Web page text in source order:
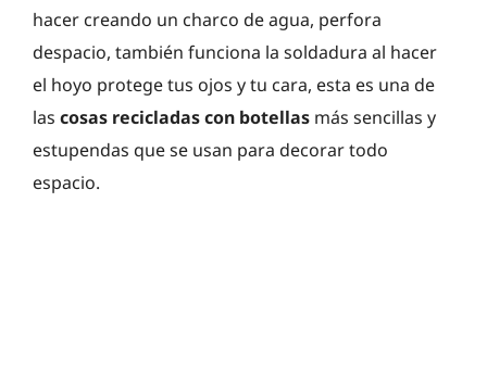
hacer creando un charco de agua, perfora
despacio, también funciona la soldadura al hacer
el hoyo protege tus ojos y tu cara, esta es una de
las cosas recicladas con botellas más sencillas y
estupendas que se usan para decorar todo
espacio.